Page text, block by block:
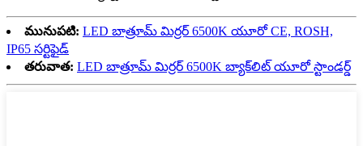
మునుపటి: LED బాత్రూమ్ మిర్రర్ 6500K యూరో CE, ROSH,
IP65 సర్టిఫైడ్
తరువాత: LED బాత్రూమ్ మిర్రర్ 6500K బ్యాక్‌లిట్ యూరో స్టాండర్డ్